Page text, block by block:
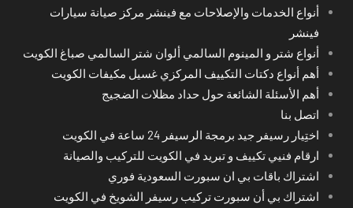
أنواع الخدمات والإصلاحات مع فينشر مركز صيانة سيارات
فينشر
أنواع شتر و المينوم السالمي ألوان شتر السالمي صباغ الكويت
أهم أنواع دكتات التكييف المركزي غسيل مكيفات الكويت
أهم الأسئلة الشائعة حول حداد مظلات الضجيج
اتصل بنا
اختِيار رسيفر جيد برمجة الرسيفر 24 ساعة في الكويت
ارقام فنيي تكييف و تبريد في الكويت للتركيب والصيانة
اشتراك باقات بي ان سبورت السعودية فوري
اشتراك بي أن سبورت تركيب رسيفر الشويخ في الكويت